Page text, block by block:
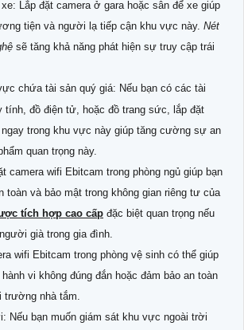
Lắp đặt camera ở gara hoặc sân để xe giúp
tiện và người lạ tiếp cận khu vực này. Nét
sẽ tăng khả năng phát hiện sự truy cập trái
chứa tài sản quý giá: Nếu bạn có các tài
tính, đồ điện tử, hoặc đồ trang sức, lắp đặt
trong khu vực này giúp tăng cường sự an
quan trọng này.
camera wifi Ebitcam trong phòng ngủ giúp bạn
toàn và bảo mật trong không gian riêng tư của
tích hợp cao cấp đặc biệt quan trọng nếu
già trong gia đình.
wifi Ebitcam trong phòng vệ sinh có thể giúp
vi không đúng đắn hoặc đảm bảo an toàn
trường nhà tắm.
Nếu bạn muốn giám sát khu vực ngoài trời